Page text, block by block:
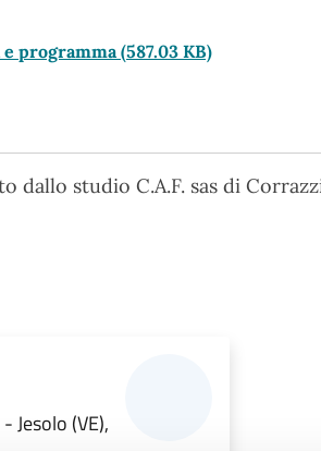
e programma (587.03 KB)
dallo studio C.A.F. sas di
Jesolo (VE),